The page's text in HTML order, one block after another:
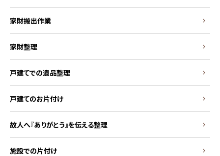
家財搬出作業
家財整理
戸建てでの遺品整理
戸建てのお片付け
故人へ『ありがとう』を伝える整理
施設での片付け